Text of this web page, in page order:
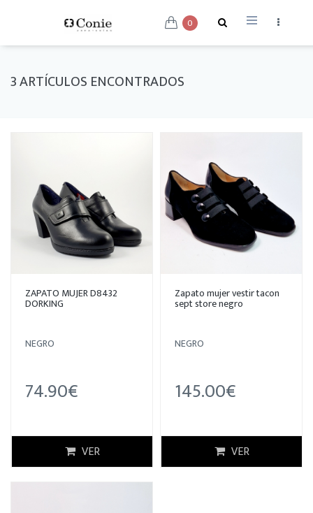
0
3 ARTÍCULOS ENCONTRADOS
ZAPATO MUJER D8432
DORKING
NEGRO
74.90€
VER
Zapato mujer vestir tacon
sept store negro
NEGRO
145.00€
VER